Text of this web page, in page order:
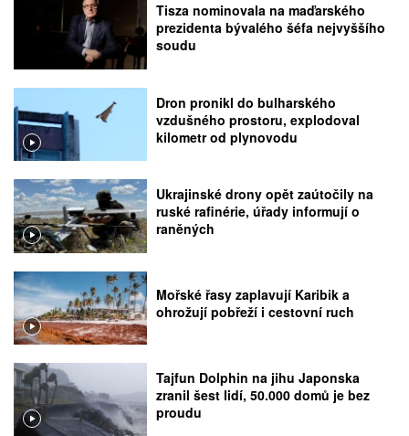
Tisza nominovala na maďarského
prezidenta bývalého šéfa nejvyššího
soudu
Dron pronikl do bulharského
vzdušného prostoru, explodoval
kilometr od plynovodu
Ukrajinské drony opět zaútočily na
ruské rafinérie, úřady informují o
raněných
Mořské řasy zaplavují Karibik a
ohrožují pobřeží i cestovní ruch
Tajfun Dolphin na jihu Japonska
zranil šest lidí, 50.000 domů je bez
proudu